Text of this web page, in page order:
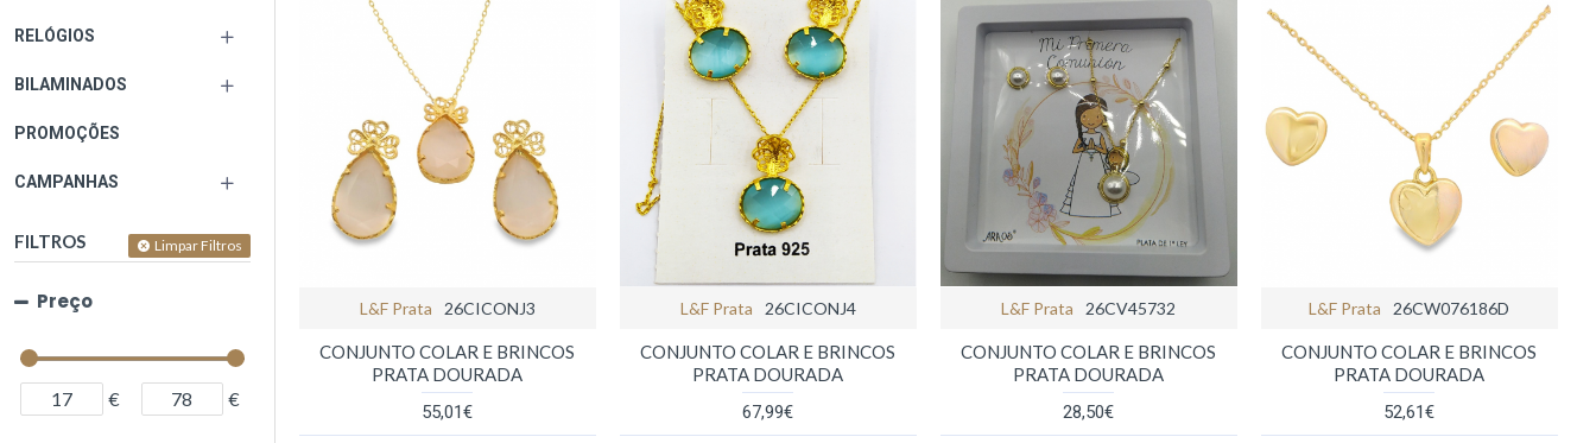
RELÓGIOS
BILAMINADOS
PROMOÇÕES
CAMPANHAS
FILTROS Limpar Filtros
Preço
€ €
L&f Prata 26CICONJ3
CONJUNTO COLAR E BRINCOS
PRATA DOURADA
55,01€
L&f Prata 26CICONJ4
CONJUNTO COLAR E BRINCOS
PRATA DOURADA
67,99€
L&f Prata 26CV45732
CONJUNTO COLAR E BRINCOS
PRATA DOURADA
28,50€
L&f Prata 26CW076186D
CONJUNTO COLAR E BRINCOS
PRATA DOURADA
52,61€